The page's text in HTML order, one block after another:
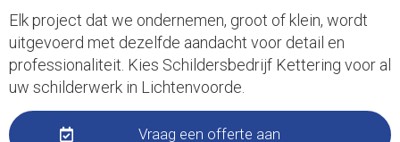
Elk project dat we ondernemen, groot of klein, wordt
uitgevoerd met dezelfde aandacht voor detail en
professionaliteit. Kies Schildersbedrijf Kettering voor al
uw schilderwerk in Lichtenvoorde.
Vraag een offerte aan